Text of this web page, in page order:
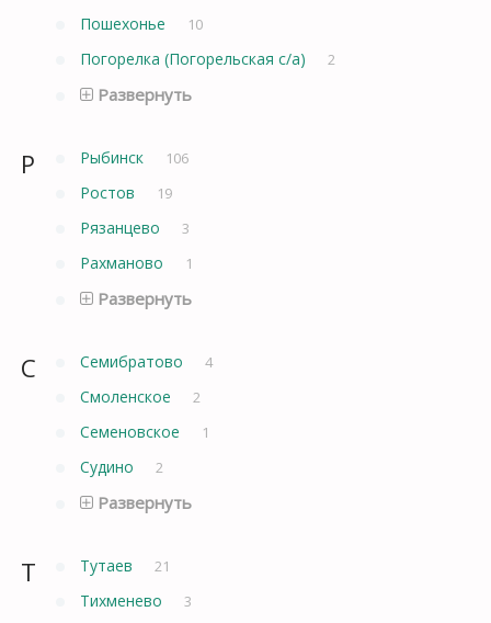
Пошехонье 10
Погорелка (Погорельская с/а) 2
Развернуть
Р Рыбинск 106
Ростов 19
Рязанцево 3
Рахманово 1
Развернуть
С Семибратово 4
Смоленское 2
Семеновское 1
Судино 2
Развернуть
Т Тутаев 21
Тихменево 3